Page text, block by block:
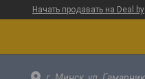
Начать продавать на Deal.by